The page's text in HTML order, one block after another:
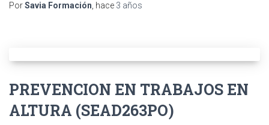
PorSavia Formación , hace 3 años
PREVENCION EN TRABAJOS EN
ALTURA (SEAD263PO)